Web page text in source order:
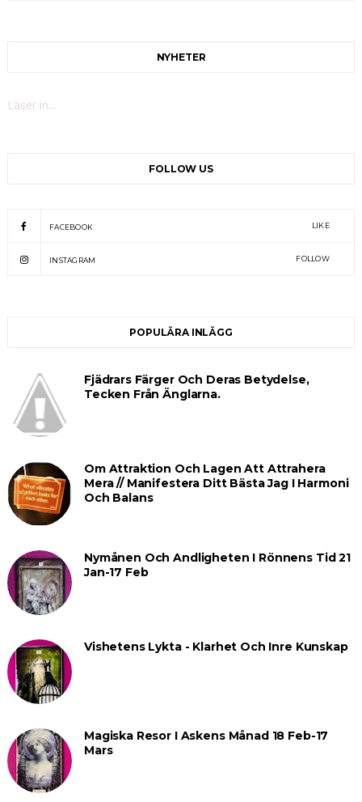
NYHETER
Läser in...
FOLLOW US
FACEBOOK LIKE
INSTAGRAM FOLLOW
POPULÄRA INLÄGG
Fjädrars Färger Och Deras Betydelse,
Tecken Från Änglarna.
Om Attraktion Och Lagen Att Attrahera
Mera // Manifestera Ditt Bästa Jag I Harmoni
Och Balans
Nymånen Och Andligheten I Rönnens Tid 21
Jan-17 Feb
Vishetens Lykta - Klarhet Och Inre Kunskap
Magiska Resor I Askens Månad 18 Feb-17
Mars